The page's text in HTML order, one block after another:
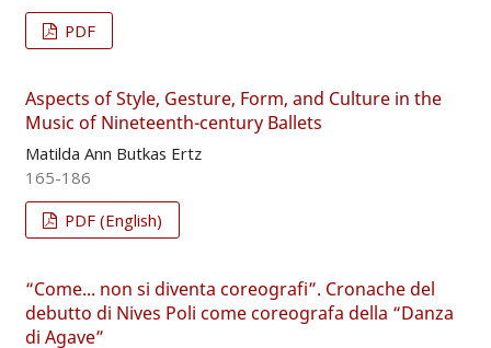
PDF
Aspects of Style, Gesture, Form, and Culture in the
Music of Nineteenth-century Ballets
Matilda Ann Butkas Ertz
165-186
PDF (English)
“Come... non si diventa coreografi”. Cronache del
debutto di Nives Poli come coreografa della “Danza
di Agave”